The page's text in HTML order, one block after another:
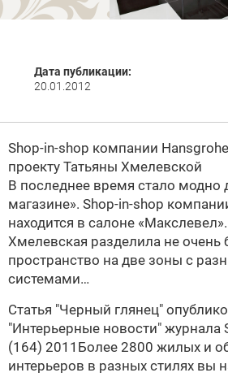
Дата публикации:
20.01.2012
Shop-in-shop компании
проекту Татьяны Хмелевской
В последнее время стало модно
магазине». Shop-in-shop
находится в салоне
Хмелевская разделила не очень
пространство на две зоны с
системами…
Статья "Черный глянец"
"Интерьерные новости" журнала
(164) 2011 Более 2800 жилых и
интерьеров в разных стилях вы